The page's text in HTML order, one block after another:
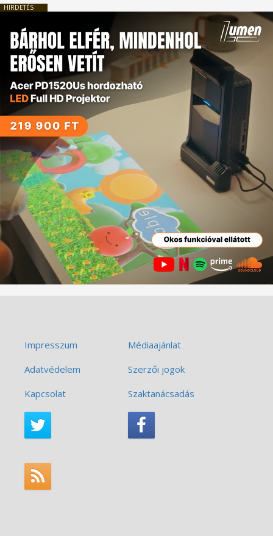
HIRDETÉS
Impresszum
Médiaajánlat
Adatvédelem
Szerzői jogok
Kapcsolat
Szaktanácsadás